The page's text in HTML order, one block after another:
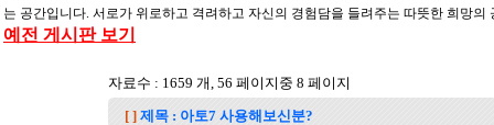
는 공간입니다. 서로가 위로하고 격려하고 자신의 경험담을 들려주는 따뜻한 희망
예전 게시판 보기
자료수 : 1659 개, 56 페이지중 8 페이지
[ ] 제목 : 아토7 사용해보신분?